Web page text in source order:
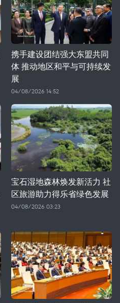
携手建设团结强大东盟共同
体 推动地区和平与可持续发
展
04/08/2026 14:52
宝石湿地森林焕发新活力 社
区旅游助力得乐省绿色发展
04/08/2026 03:23